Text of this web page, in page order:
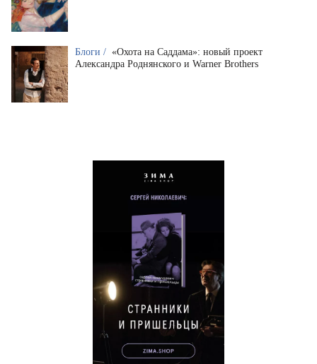
Блоги / «Охота на Саддама»: новый проект
Александра Роднянского и Warner Brothers